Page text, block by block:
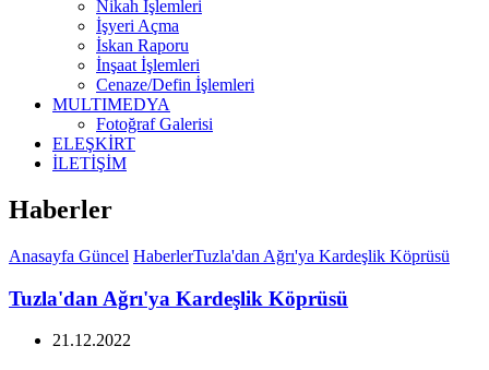
Nikah İşlemleri
İşyeri Açma
İskan Raporu
İnşaat İşlemleri
Cenaze/Defin İşlemleri
MULTIMEDYA
Fotoğraf Galerisi
ELEŞKİRT
İLETİŞİM
Haberler
Anasayfa Güncel HaberlerTuzla'dan Ağrı'ya Kardeşlik Köprüsü
Tuzla'dan Ağrı'ya Kardeşlik Köprüsü
21.12.2022